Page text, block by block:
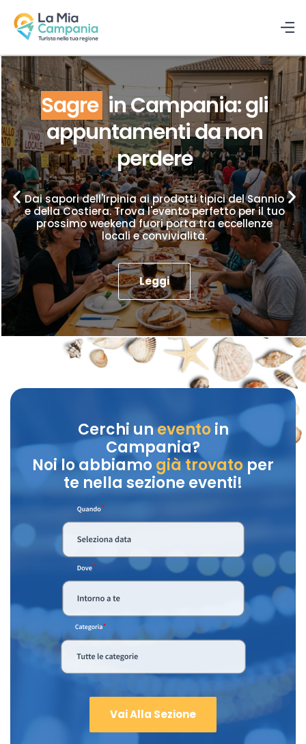
Sagre in Campania: gli
appuntamenti da non
perdere
Dai sapori dell'Irpinia ai prodotti tipici del Sannio
e della Costiera. Trova l'evento perfetto per il tuo
prossimo weekend fuori porta tra eccellenze
locali e convivialità.
Leggi
Cerchi unevento in
Campania?
Noi lo abbiamo già trovatoper
te nella sezione eventi!
Vai Alla Sezione